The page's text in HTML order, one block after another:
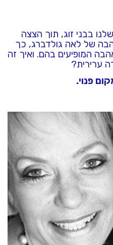
בבני זוג, תוך הצצה
של לאה גולדברג, כך
המופיעים בהם. ואיך זה
ערירית?
פנוי.